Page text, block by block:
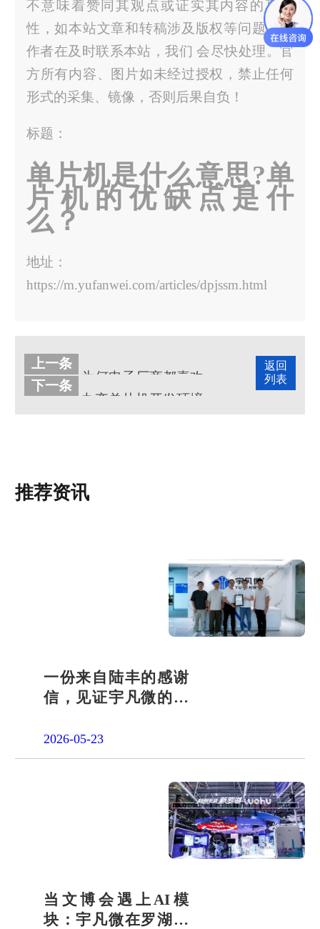
不意味着赞同其观点或证实其内容的真实
性，如本站文章和转稿涉及版权等问题，请
作者在及时联系本站，我们 会尽快处理。官
方所有内容、图片如未经过授权，禁止任何
形式的采集、镜像，否则后果自负！
标题：
单片机是什么意思?单
片机的优缺点是什
么？
地址：
https://m.yufanwei.com/articles/dpjssm.html
返回
列表
上一条
下一条
推荐资讯
一份来自陆丰的感谢
信，见证宇凡微的社
2026-05-23
当文博会遇上AI模
块：宇凡微在罗湖展